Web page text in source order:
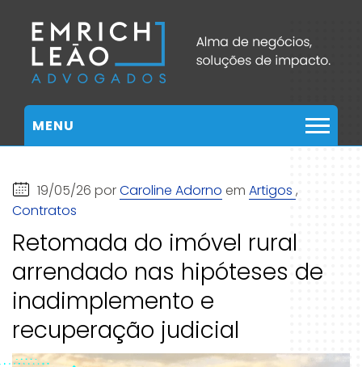
MENU
19/05/26 porCaroline Adorno em Artigos ,
Contratos
Retomada do imóvel rural
arrendado nas hipóteses de
inadimplemento e
recuperação judicial